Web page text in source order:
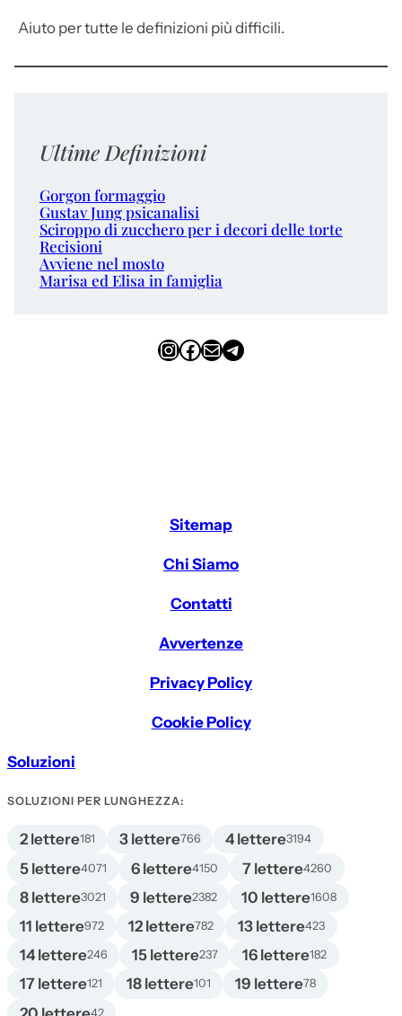
Aiuto per tutte le definizioni più difficili.
Ultime Definizioni
Gorgon formaggio
Gustav Jung psicanalisi
Sciroppo di zucchero per i decori delle torte
Recisioni
Avviene nel mosto
Marisa ed Elisa in famiglia
InstagramFacebook Email Telegram
Sitemap
Chi Siamo
Contatti
Avvertenze
Privacy Policy
Cookie Policy
Soluzioni
SOLUZIONI PER LUNGHEZZA:
2 lettere181 3 lettere766 4 lettere3194
5 lettere4071 6 lettere4150 7 lettere4260
8 lettere3021 9 lettere2382 10 lettere1608
11 lettere972 12 lettere782 13 lettere423
14 lettere246 15 lettere237 16 lettere182
17 lettere121 18 lettere101 19 lettere78
42